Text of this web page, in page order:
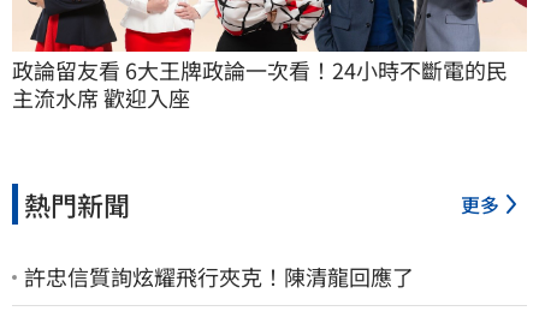
政論留友看 6大王牌政論一次看！24小時不斷電的民
主流水席 歡迎入座
熱門新聞 更多
許忠信質詢炫耀飛行夾克！陳清龍回應了